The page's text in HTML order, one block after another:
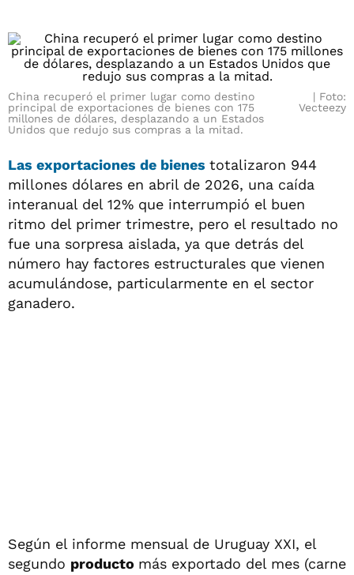
China recuperó el primer lugar como destino
principal de exportaciones de bienes con 175
millones de dólares, desplazando a un Estados
Unidos que redujo sus compras a la mitad.
Foto:
Vecteezy
Las exportaciones de bienes totalizaron 944
millones dólares en abril de 2026, una caída
interanual del 12% que interrumpió el buen
ritmo del primer trimestre, pero el resultado no
fue una sorpresa aislada, ya que detrás del
número hay factores estructurales que vienen
acumulándose, particularmente en el sector
ganadero.
Según el informe mensual de Uruguay XXI, el
segundo producto más exportado del mes (carne